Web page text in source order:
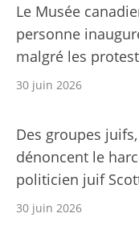
Le Musée
personne
malgré les
30 juin 2026
Des groupes
dénoncent le
politicien juif
30 juin 2026